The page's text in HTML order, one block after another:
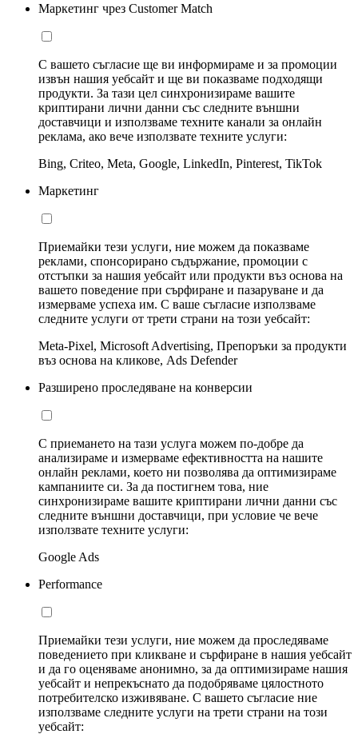
Маркетинг чрез Customer Match
С вашето съгласие ще ви информираме и за промоции
извън нашия уебсайт и ще ви показваме подходящи
продукти. За тази цел синхронизираме вашите
криптирани лични данни със следните външни
доставчици и използваме техните канали за онлайн
реклама, ако вече използвате техните услуги:
Bing, Criteo, Meta, Google, LinkedIn, Pinterest, TikTok
Маркетинг
Приемайки тези услуги, ние можем да показваме
реклами, спонсорирано съдържание, промоции с
отстъпки за нашия уебсайт или продукти въз основа на
вашето поведение при сърфиране и пазаруване и да
измерваме успеха им. С ваше съгласие използваме
следните услуги от трети страни на този уебсайт:
Meta-Pixel, Microsoft Advertising, Препоръки за продукти
въз основа на кликове, Ads Defender
Разширено проследяване на конверсии
С приемането на тази услуга можем по-добре да
анализираме и измерваме ефективността на нашите
онлайн реклами, което ни позволява да оптимизираме
кампаниите си. За да постигнем това, ние
синхронизираме вашите криптирани лични данни със
следните външни доставчици, при условие че вече
използвате техните услуги:
Google Ads
Performance
Приемайки тези услуги, ние можем да проследяваме
поведението при кликване и сърфиране в нашия уебсайт
и да го оценяваме анонимно, за да оптимизираме нашия
уебсайт и непрекъснато да подобряваме цялостното
потребителско изживяване. С вашето съгласие ние
използваме следните услуги на трети страни на този
уебсайт: